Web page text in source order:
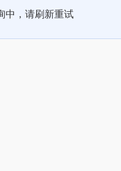
中，请刷新重试